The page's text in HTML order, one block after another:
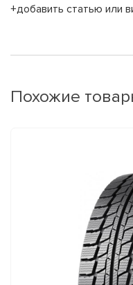
+добавить статью или
Похожие